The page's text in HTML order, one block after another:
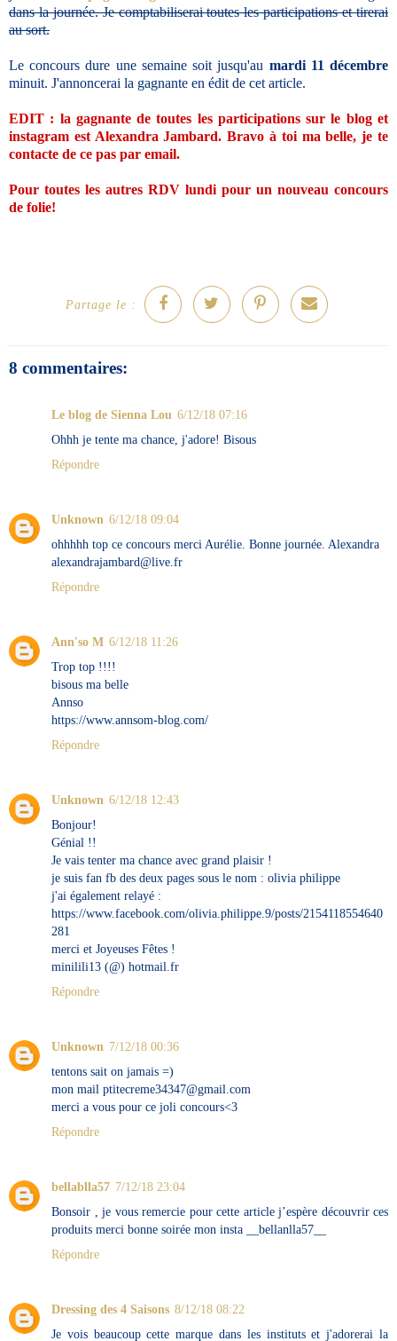
dans la journée. Je comptabiliserai toutes les participations et tirerai
au sort.
Le concours dure une semaine soit jusqu'au mardi 11 décembre
minuit. J'annoncerai la gagnante en édit de cet article.
EDIT : la gagnante de toutes les participations sur le blog et
instagram est Alexandra Jambard. Bravo à toi ma belle, je te
contacte de ce pas par email.
Pour toutes les autres RDV lundi pour un nouveau concours
de folie!
Partage le :
8 commentaires:
Le blog de Sienna Lou 6/12/18 07:16
Ohhh je tente ma chance, j'adore! Bisous
Répondre
Unknown 6/12/18 09:04
ohhhhh top ce concours merci Aurélie. Bonne journée. Alexandra
alexandrajambard@live.fr
Répondre
Ann'so M 6/12/18 11:26
Trop top !!!!
bisous ma belle
Annso
https://www.annsom-blog.com/
Répondre
Unknown 6/12/18 12:43
Bonjour!
Génial !!
Je vais tenter ma chance avec grand plaisir !
je suis fan fb des deux pages sous le nom : olivia philippe
j'ai également relayé :
https://www.facebook.com/olivia.philippe.9/posts/2154118554640
281
merci et Joyeuses Fêtes !
minilili13 (@) hotmail.fr
Répondre
Unknown 7/12/18 00:36
tentons sait on jamais =)
mon mail ptitecreme34347@gmail.com
merci a vous pour ce joli concours<3
Répondre
bellablla57 7/12/18 23:04
Bonsoir , je vous remercie pour cette article j’espère découvrir ces
produits merci bonne soirée mon insta __bellanlla57__
Répondre
Dressing des 4 Saisons 8/12/18 08:22
Je vois beaucoup cette marque dans les instituts et j'adorerai la